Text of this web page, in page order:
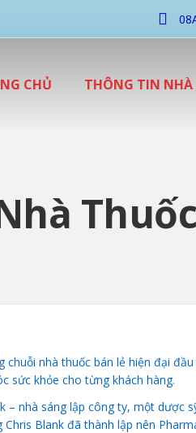
CHỦ THÔNG TIN NHÀ
nhà thuốc bán lẻ hiện đại
sức khỏe cho từng khách hàng.
nhà sáng lập công ty, một dược
Blank đã thành lập nên